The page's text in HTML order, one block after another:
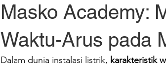
Masko Academy:
Waktu-Arus pada
Dalam dunia instalasi listrik, karakteristik